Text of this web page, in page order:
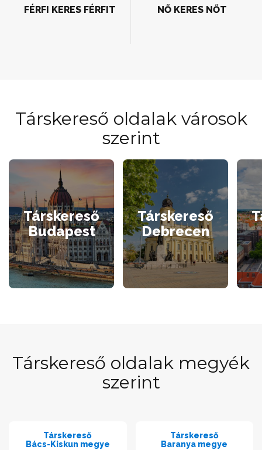
FÉRFI KERES FÉRFIT NŐ KERES NŐT
Társkereső oldalak városok
szerint
Társkereső
Budapest
Társkereső
Debrecen
Társkereső oldalak megyék
szerint
Társkereső
Bács-Kiskun megye
Társkereső
Baranya megye